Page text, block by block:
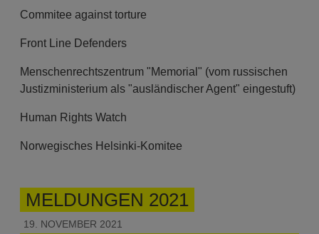
Commitee against torture
Front Line Defenders
Menschenrechtszentrum "Memorial" (vom russischen
Justizministerium als "ausländischer Agent" eingestuft)
Human Rights Watch
Norwegisches Helsinki-Komitee
MELDUNGEN 2021
19. NOVEMBER 2021